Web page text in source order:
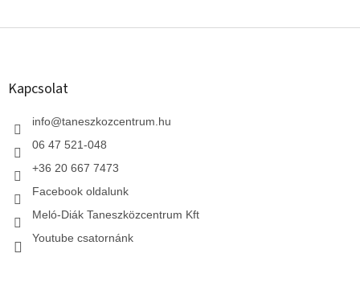
L
Kapcsolat
info@taneszkozcentrum.hu
06 47 521-048
+36 20 667 7473
Facebook oldalunk
Meló-Diák Taneszközcentrum Kft
Youtube csatornánk